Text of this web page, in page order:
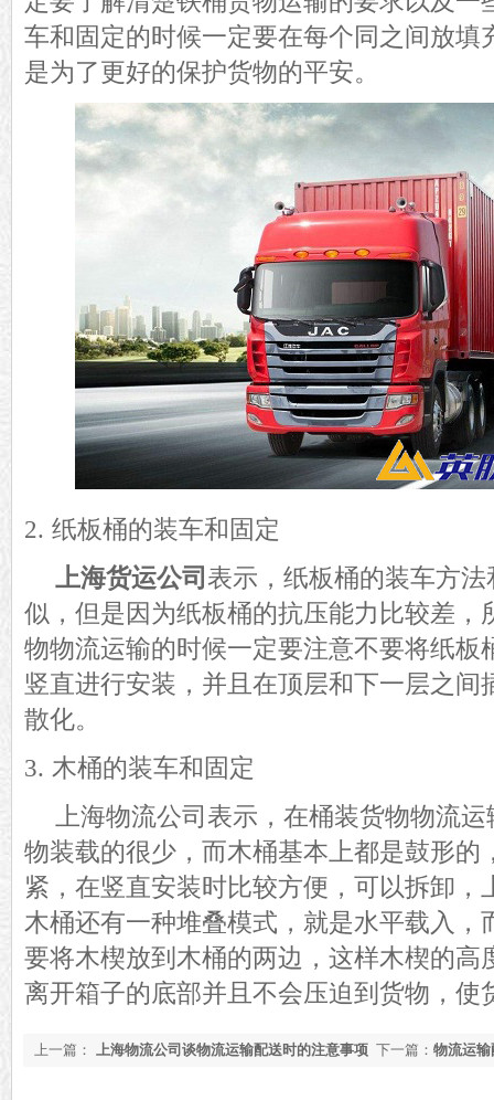
车和固定的时候一定要在每个同之间放填
是为了更好的保护货物的平安。
2. 纸板桶的装车和固定
上海货运公司表示， 纸板桶的装车方
似，但是因为纸板桶的抗压能力比较差，
物物流运输的时候一定要注意不要将纸板
竖直进行安装， 并且 在顶层和下一层之间
散化。
3. 木桶的装车和固定
上海物流公司表示，在桶装货物物流
物装载的很少，而木桶基本上都是鼓形的
紧，在竖直安装时比较方便，可以拆卸，
木桶还有一种堆叠模式，就是水平载入，
要将木楔放到木桶的两边， 这样木楔的高
离开箱子的底部并且不会压迫到货物，使
下一篇： 物流运
上一篇： 上海物流公司谈物流运输配送时的注意事项